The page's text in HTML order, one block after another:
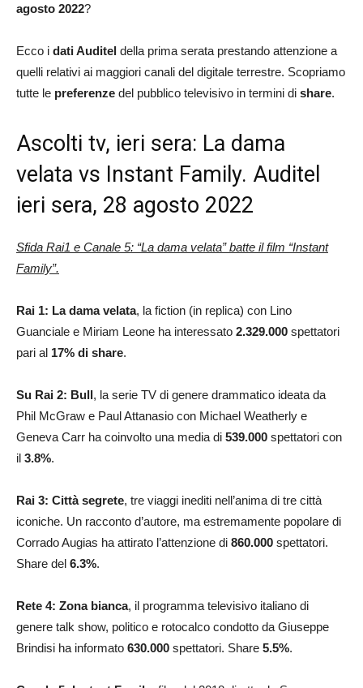
agosto 2022?
Ecco i dati Auditel della prima serata prestando attenzione a
quelli relativi ai maggiori canali del digitale terrestre. Scopriamo
tutte le preferenze del pubblico televisivo in termini di share.
Ascolti tv, ieri sera: La dama
velata vs Instant Family. Auditel
ieri sera, 28 agosto 2022
Sfida Rai1 e Canale 5: “La dama velata” batte il film “Instant
Family”.
Rai 1: La dama velata, la fiction (in replica) con Lino
Guanciale e Miriam Leone ha interessato 2.329.000 spettatori
pari al 17% di share.
Su Rai 2: Bull, la serie TV di genere drammatico ideata da
Phil McGraw e Paul Attanasio con Michael Weatherly e
Geneva Carr ha coinvolto una media di 539.000 spettatori con
il 3.8%.
Rai 3: Città segrete, tre viaggi inediti nell’anima di tre città
iconiche. Un racconto d’autore, ma estremamente popolare di
Corrado Augias ha attirato l’attenzione di 860.000 spettatori.
Share del 6.3%.
Rete 4: Zona bianca, il programma televisivo italiano di
genere talk show, politico e rotocalco condotto da Giuseppe
Brindisi ha informato 630.000 spettatori. Share 5.5%.